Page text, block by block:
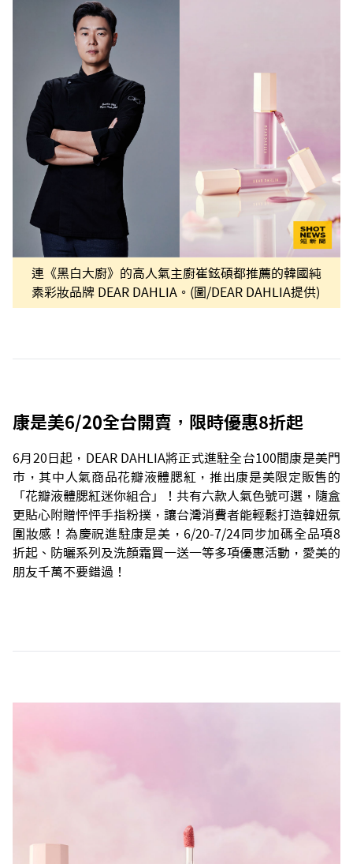
連《黑白大廚》的高人氣主廚崔鉉碩都推薦的韓國純
素彩妝品牌 DEAR DAHLIA。(圖/DEAR DAHLIA提供)
康是美6/20全台開賣，限時優惠8折起
6月20日起，DEAR DAHLIA將正式進駐全台100間康是美門
市，其中人氣商品花瓣液體腮紅，推出康是美限定販售的
「花瓣液體腮紅迷你組合」！共有六款人氣色號可選，隨盒
更貼心附贈怦怦手指粉撲，讓台灣消費者能輕鬆打造韓妞氛
圍妝感！為慶祝進駐康是美，6/20-7/24同步加碼全品項8
折起、防曬系列及洗顏霜買一送一等多項優惠活動，愛美的
朋友千萬不要錯過！